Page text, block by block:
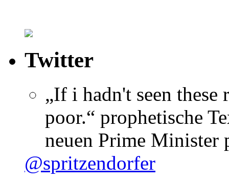
Twitter
„If i hadn't seen
poor.“ prophetische
neuen Prime Minister
@spritzendorfer